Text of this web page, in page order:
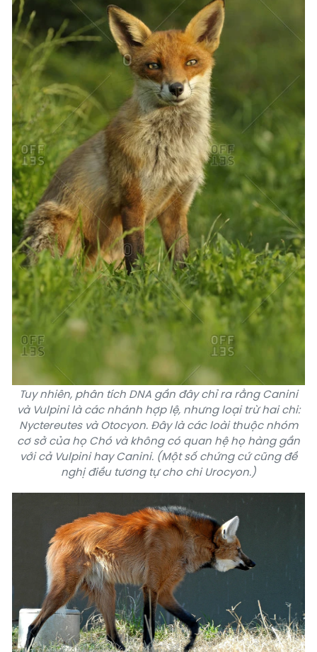
Tuy nhiên, phân tích DNA gần đây chỉ ra rằng Canini
và Vulpini là các nhánh hợp lệ, nhưng loại trừ hai chi:
Nyctereutes và Otocyon. Đây là các loài thuộc nhóm
cơ sở của họ Chó và không có quan hệ họ hàng gần
với cả Vulpini hay Canini. (Một số chứng cứ cũng đề
nghị điều tương tự cho chi Urocyon.)